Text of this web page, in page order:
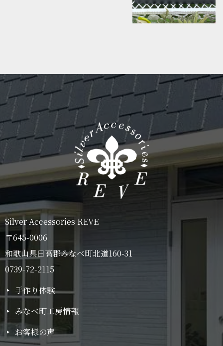
Silver Accessories REVE
〒645-0006
和歌山県日高郡みなべ町北道160-31
0739-72-2115
手作り体験
みなべ町工房情報
お客様の声